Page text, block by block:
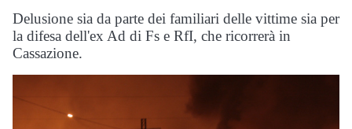
Delusione sia da parte dei familiari delle vittime sia per
la difesa dell'ex Ad di Fs e RfI, che ricorrerà in
Cassazione.